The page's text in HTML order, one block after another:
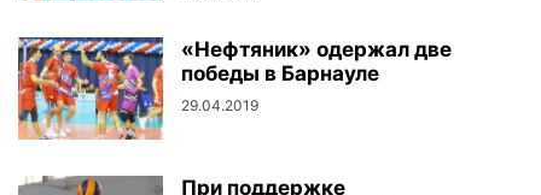
«Нефтяник» одержал две
победы в Барнауле
29.04.2019
При поддержке